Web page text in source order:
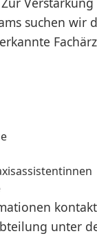
suchen wir
unter